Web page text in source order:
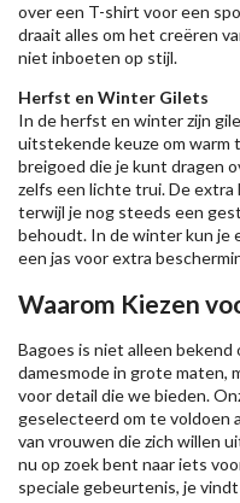
over een T-shirt voor een
draait alles om het creëren
niet inboeten op stijl.
Herfst en Winter Gilets
In de herfst en winter zijn
uitstekende keuze om warm
breigoed die je kunt dragen
zelfs een lichte trui. De
terwijl je nog steeds een
behoudt. In de winter kun je
een jas voor extra
Waarom Kiezen
Bagoes is niet alleen
damesmode in grote maten,
voor detail die we bieden.
geselecteerd om te voldoen
van vrouwen die zich willen
nu op zoek bent naar iets
speciale gebeurtenis, je